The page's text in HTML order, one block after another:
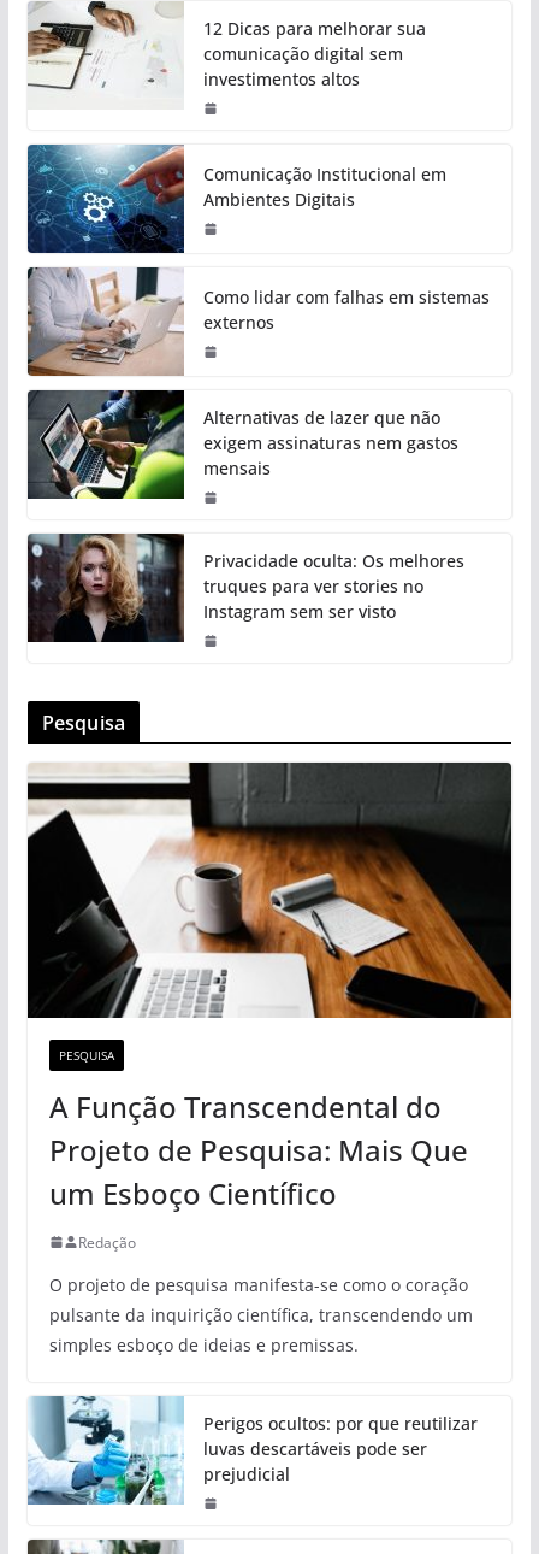
12 Dicas para melhorar sua
comunicação digital sem
investimentos altos
Comunicação Institucional em
Ambientes Digitais
Como lidar com falhas em sistemas
externos
Alternativas de lazer que não
exigem assinaturas nem gastos
mensais
Privacidade oculta: Os melhores
truques para ver stories no
Instagram sem ser visto
Pesquisa
PESQUISA
A Função Transcendental do
Projeto de Pesquisa: Mais Que
um Esboço Científico
Redação
O projeto de pesquisa manifesta-se como o coração
pulsante da inquirição científica, transcendendo um
simples esboço de ideias e premissas.
Perigos ocultos: por que reutilizar
luvas descartáveis pode ser
prejudicial